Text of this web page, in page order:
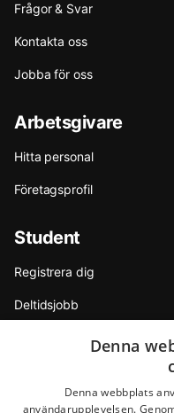
Frågor & Svar
Kontakta oss
Jobba för oss
Arbetsgivare
Hitta personal
Företagsprofil
Student
Registrera dig
Deltidsjobb
Tips & råd
Denna
Denna webbplats
användarupplevelsen.